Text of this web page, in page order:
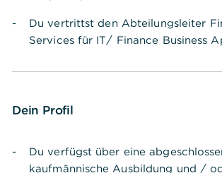
Du vertrittst den Abteilungsleiter
Services für IT/ Finance Business
Dein Profil
Du verfügst über eine
kaufmännische Ausbildung und /